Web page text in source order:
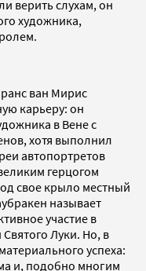
верить слухам, он
художника,
ван Мирис
карьеру: он
в Вене с
хотя выполнил
автопортретов
герцогом
свое крыло местный
называет
участие в
Луки. Но, в
успеха:
и, подобно многим